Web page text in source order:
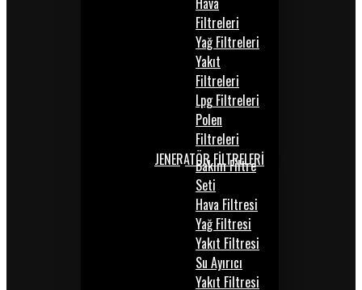
Filtreleri
Yağ Filtreleri
Yakıt
Filtreleri
Lpg Filtreleri
Polen
Filtreleri
JENERATÖR FİLTRELERİ
Bakım Filtre
Seti
Hava Filtresi
Yağ Filtresi
Yakıt Filtresi
Su Ayırıcı
Yakıt Filtresi